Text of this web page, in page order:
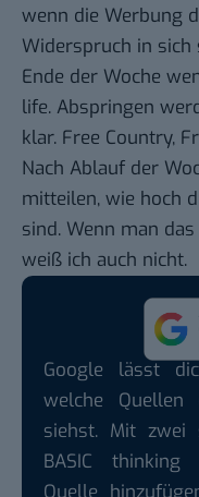
wenn die Werbung
Widerspruch in sich
Ende der Woche
life. Abspringen
klar. Free Country,
Nach Ablauf der
mitteilen, wie hoch
sind. Wenn man
weiß ich auch nicht.
Google lässt
welche
siehst. Mit zwei
BASIC
Quelle